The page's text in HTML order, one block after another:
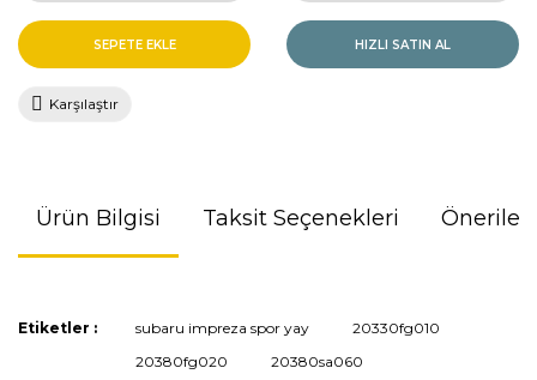
SEPETE EKLE HIZLI SATIN AL
Karşılaştır
Ürün Bilgisi Taksit Seçenekleri
Bu ürünün fiyat bilgisi, resim, ürün açıklamalarında ve diğer
kullanarak tarafımıza iletebilirsiniz.
Etiketler : subaru impreza spor yay
20330fg010
20380fg020
20380sa060